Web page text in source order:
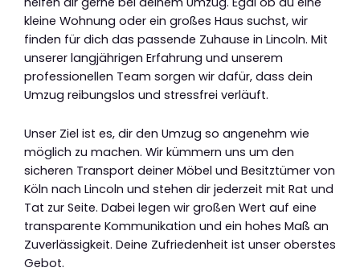
kleine Wohnung oder ein großes Haus suchst, wir
finden für dich das passende Zuhause in Lincoln. Mit
unserer langjährigen Erfahrung und unserem
professionellen Team sorgen wir dafür, dass dein
Umzug reibungslos und stressfrei verläuft.
Unser Ziel ist es, dir den Umzug so angenehm wie
möglich zu machen. Wir kümmern uns um den
sicheren Transport deiner Möbel und Besitztümer von
Köln nach Lincoln und stehen dir jederzeit mit Rat und
Tat zur Seite. Dabei legen wir großen Wert auf eine
transparente Kommunikation und ein hohes Maß an
Zuverlässigkeit. Deine Zufriedenheit ist unser oberstes
Gebot.